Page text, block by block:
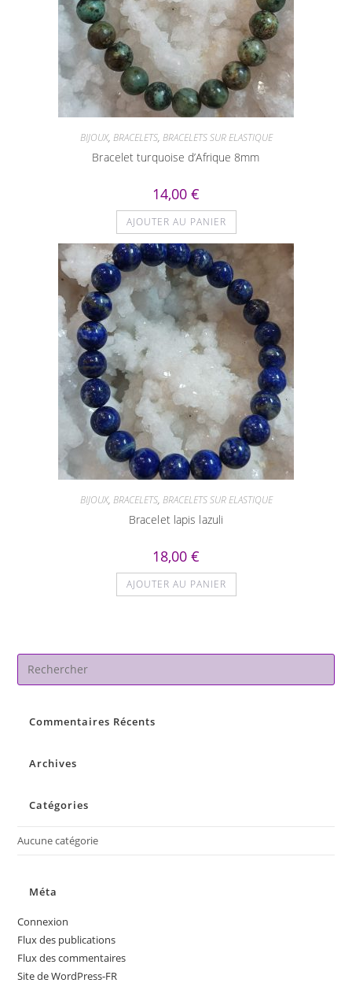
BIJOUX, BRACELETS, BRACELETS SUR ELASTIQUE
Bracelet turquoise d’Afrique 8mm
14,00 €
AJOUTER AU PANIER
BIJOUX, BRACELETS, BRACELETS SUR ELASTIQUE
Bracelet lapis lazuli
18,00 €
AJOUTER AU PANIER
Commentaires Récents
Archives
Catégories
Aucune catégorie
Méta
Connexion
Flux des publications
Flux des commentaires
Site de WordPress-FR